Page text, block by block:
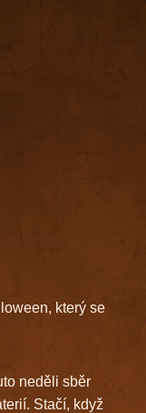
který se
neděli sběr
Stačí, když